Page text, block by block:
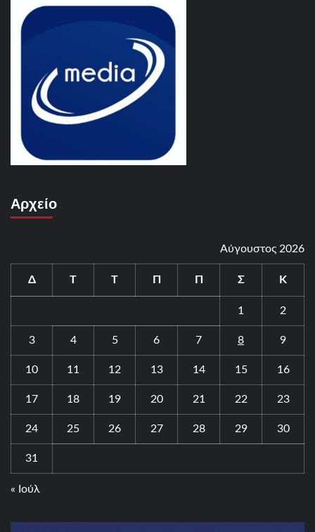
Αρχείο
Αύγουστος 2026
Δ Τ Τ Π Π Σ Κ
1 2
3 4 5 6 7 8 9
10 11 12 13 14 15 16
17 18 19 20 21 22 23
24 25 26 27 28 29 30
31
« Ιούλ